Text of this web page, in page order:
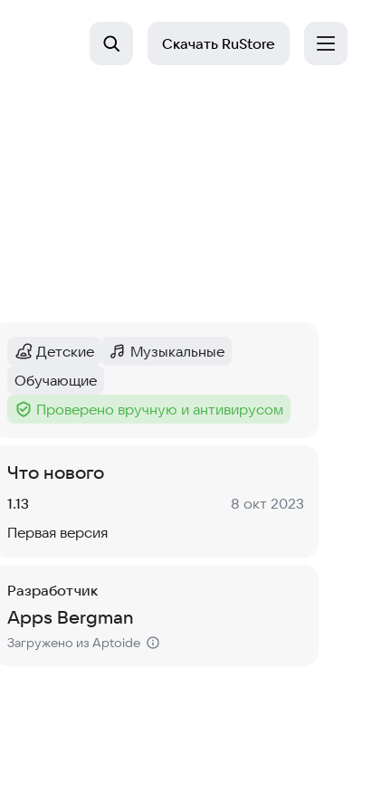
Скачать RuStore
Категория:
Детские
Категория:
Музыкальные
Тег:
Обучающие
Тег :
Проверено вручную и антивирусом
Что нового
Версия:
1.13 Дата:
8 окт 2023
Первая версия
Разработчик
Apps Bergman
Загружено из Aptoide